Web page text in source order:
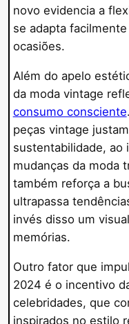
novo evidencia a
se adapta
ocasiões.
Além do apelo
da moda vintage
consumo consciente
peças vintage
sustentabilidade, ao
mudanças da moda
também reforça a
ultrapassa
invés disso um
memórias.
Outro fator que
2024 é o incentivo
celebridades, que
inspirados no estilo